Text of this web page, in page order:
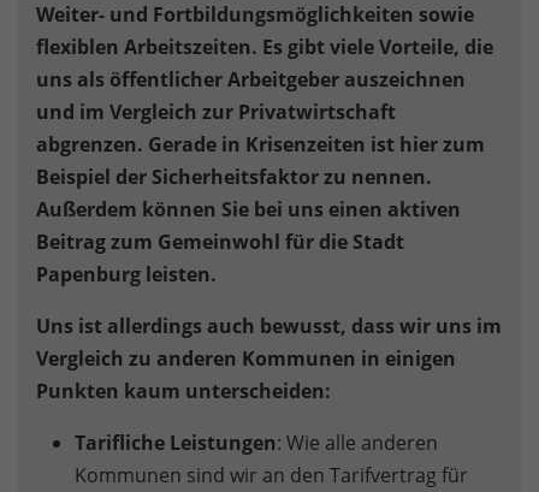
Weiter- und Fortbildungsmöglichkeiten sowie
flexiblen Arbeitszeiten. Es gibt viele Vorteile, die
uns als öffentlicher Arbeitgeber auszeichnen
und im Vergleich zur Privatwirtschaft
abgrenzen. Gerade in Krisenzeiten ist hier zum
Beispiel der Sicherheitsfaktor zu nennen.
Außerdem können Sie bei uns einen aktiven
Beitrag zum Gemeinwohl für die Stadt
Papenburg leisten.
Uns ist allerdings auch bewusst, dass wir uns im
Vergleich zu anderen Kommunen in einigen
Punkten kaum unterscheiden:
Tarifliche Leistungen: Wie alle anderen
Kommunen sind wir an den Tarifvertrag für